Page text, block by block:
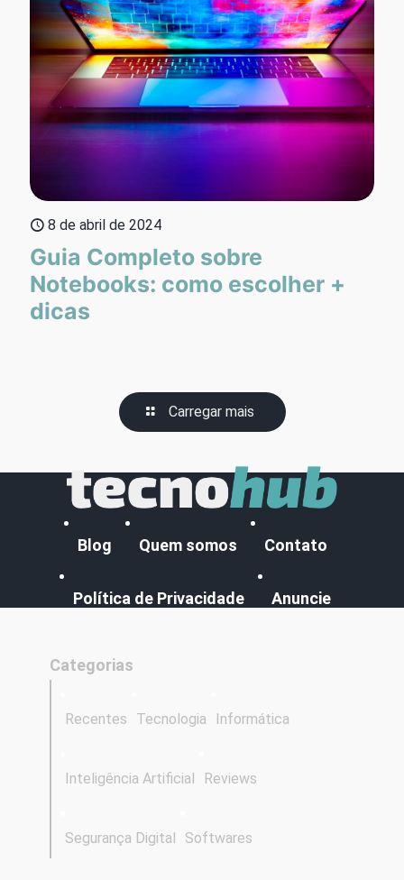
8 de abril de 2024
Guia Completo sobre
Notebooks: como escolher +
dicas
Carregar mais
Blog Quem somos Contato
Política de Privacidade Anuncie
Categorias
Recentes Tecnologia Informática
Inteligência Artificial Reviews
Segurança Digital Softwares